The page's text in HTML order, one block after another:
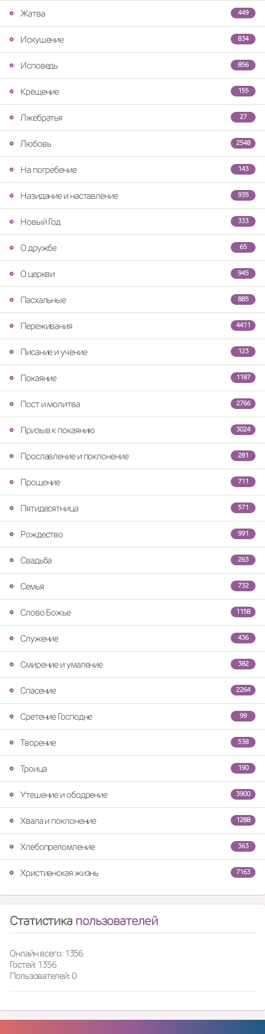
449
Жатва
834
Искушение
856
Исповедь
155
Крещение
27
Лжебратья
2548
Любовь
143
На погребение
935
Назидание и наставление
333
Новый Год
65
О дружбе
945
О церкви
885
Пасхальные
4411
Переживания
123
Писание и учение
1187
Покаяние
2766
Пост и молитва
3024
Призыв к покаянию
281
Прославление и поклонение
711
Прощение
571
Пятидесятница
991
Рождество
263
Свадьба
732
Семья
1158
Слово Божье
436
Служение
382
Смирение и умаление
2264
Спасение
99
Сретение Господне
538
Творение
190
Троица
3900
Утешение и ободрение
1288
Хвала и поклонение
363
Хлебопреломление
7163
Христианская жизнь
Статистика пользователей
Онлайн всего: 1356
Гостей: 1356
Пользователей: 0